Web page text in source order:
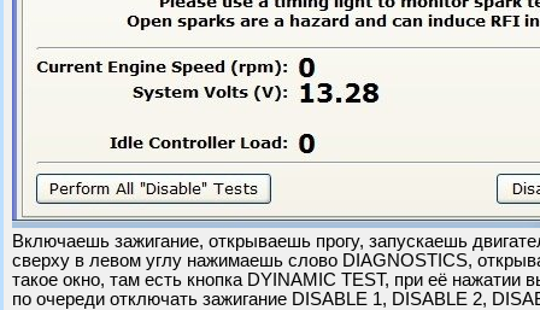
Включаешь зажигание, открываешь прогу, запускаешь
сверху в левом углу нажимаешь слово DIAGNOSTICS,
такое окно, там есть кнопка DYINAMIC TEST, при её
по очереди отключать зажигание DISABLE 1, DISABLE 2,